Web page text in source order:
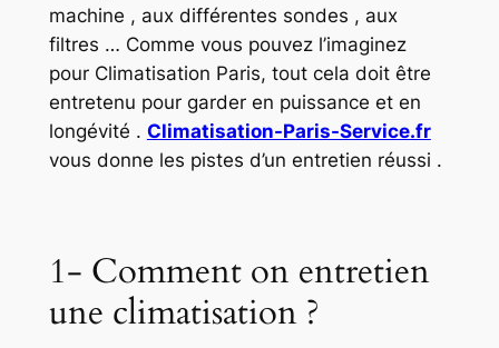
machine , aux différentes sondes , aux
filtres … Comme vous pouvez l’imaginez
pour Climatisation Paris, tout cela doit être
entretenu pour garder en puissance et en
longévité . Climatisation-Paris-Service.fr
vous donne les pistes d’un entretien réussi .
1- Comment on entretien
une climatisation ?